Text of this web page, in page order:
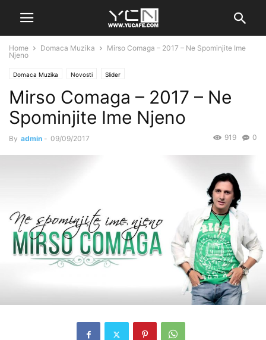
Home Domaca Muzika
Mirso Comaga – 2017 – Ne Spominjite Ime
Njeno
Domaca Muzika Novosti Slider
Mirso Comaga – 2017 – Ne
Spominjite Ime Njeno
By admin - 09/09/2017 0
919